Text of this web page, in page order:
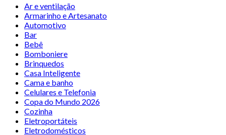
Ar e ventilação
Armarinho e Artesanato
Automotivo
Bar
Bebê
Bomboniere
Brinquedos
Casa Inteligente
Cama e banho
Celulares e Telefonia
Copa do Mundo 2026
Cozinha
Eletroportáteis
Eletrodomésticos